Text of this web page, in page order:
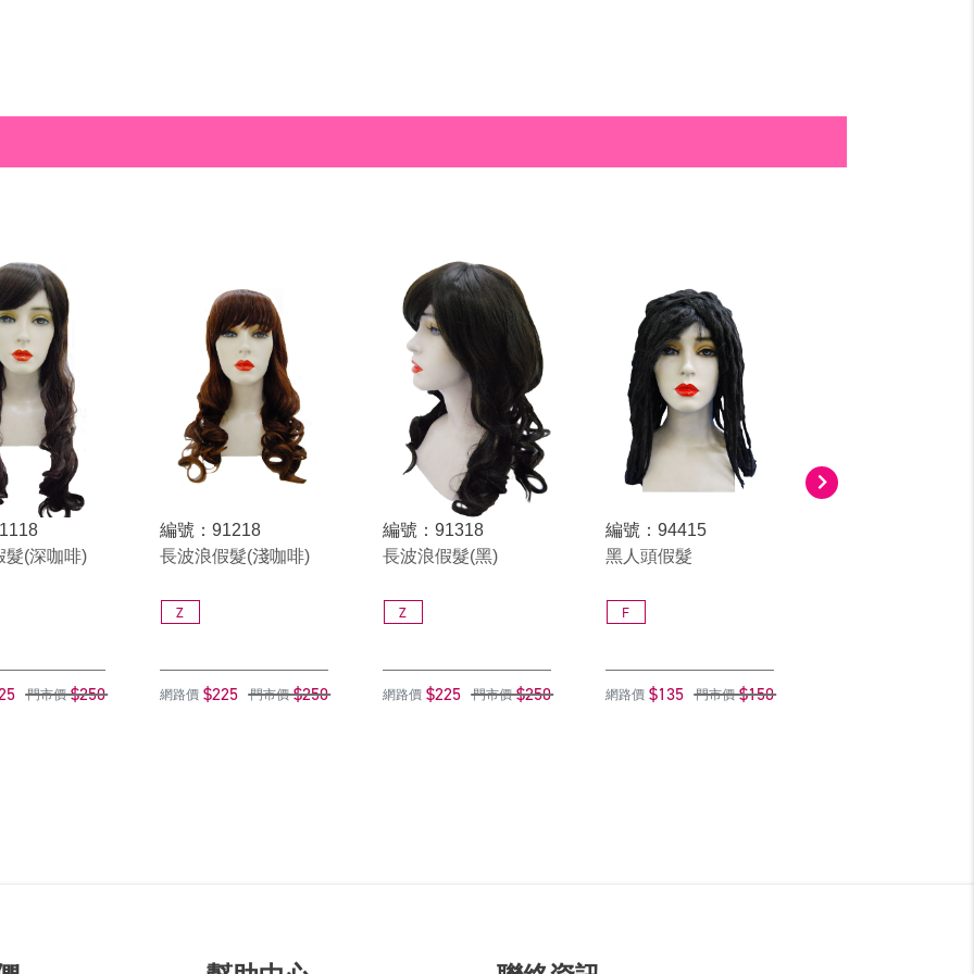
髮(深咖啡)
門市價 $250
編號：91218
長波浪假髮(淺咖啡)
Z
網路價 $225 門市價 $250
編號：91318
長波浪假髮(黑)
Z
網路價 $225 門市價 $250
編號：94415
黑人頭假髮
F
網路價 $135 門市價 $150